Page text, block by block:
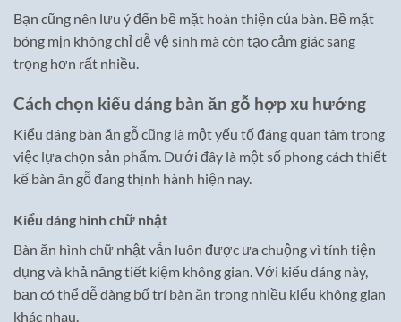
Bạn cũng nên lưu ý đến bề mặt hoàn thiện của bàn. Bề mặt
bóng mịn không chỉ dễ vệ sinh mà còn tạo cảm giác sang
trọng hơn rất nhiều.
Cách chọn kiểu dáng bàn ăn gỗ hợp xu hướng
Kiểu dáng bàn ăn gỗ cũng là một yếu tố đáng quan tâm trong
việc lựa chọn sản phẩm. Dưới đây là một số phong cách thiết
kế bàn ăn gỗ đang thịnh hành hiện nay.
Kiểu dáng hình chữ nhật
Bàn ăn hình chữ nhật vẫn luôn được ưa chuộng vì tính tiện
dụng và khả năng tiết kiệm không gian. Với kiểu dáng này,
bạn có thể dễ dàng bố trí bàn ăn trong nhiều kiểu không gian
khác nhau.